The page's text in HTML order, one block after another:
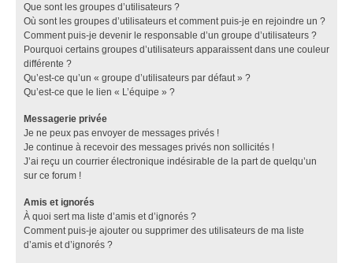
Que sont les groupes d’utilisateurs ?
Où sont les groupes d’utilisateurs et comment puis-je en rejoindre un ?
Comment puis-je devenir le responsable d’un groupe d’utilisateurs ?
Pourquoi certains groupes d’utilisateurs apparaissent dans une couleur
différente ?
Qu’est-ce qu’un « groupe d’utilisateurs par défaut » ?
Qu’est-ce que le lien « L’équipe » ?
Messagerie privée
Je ne peux pas envoyer de messages privés !
Je continue à recevoir des messages privés non sollicités !
J’ai reçu un courrier électronique indésirable de la part de quelqu’un
sur ce forum !
Amis et ignorés
À quoi sert ma liste d’amis et d’ignorés ?
Comment puis-je ajouter ou supprimer des utilisateurs de ma liste
d’amis et d’ignorés ?